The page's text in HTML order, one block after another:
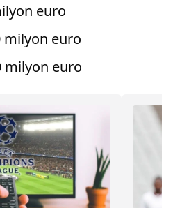
euro
milyon euro
milyon euro